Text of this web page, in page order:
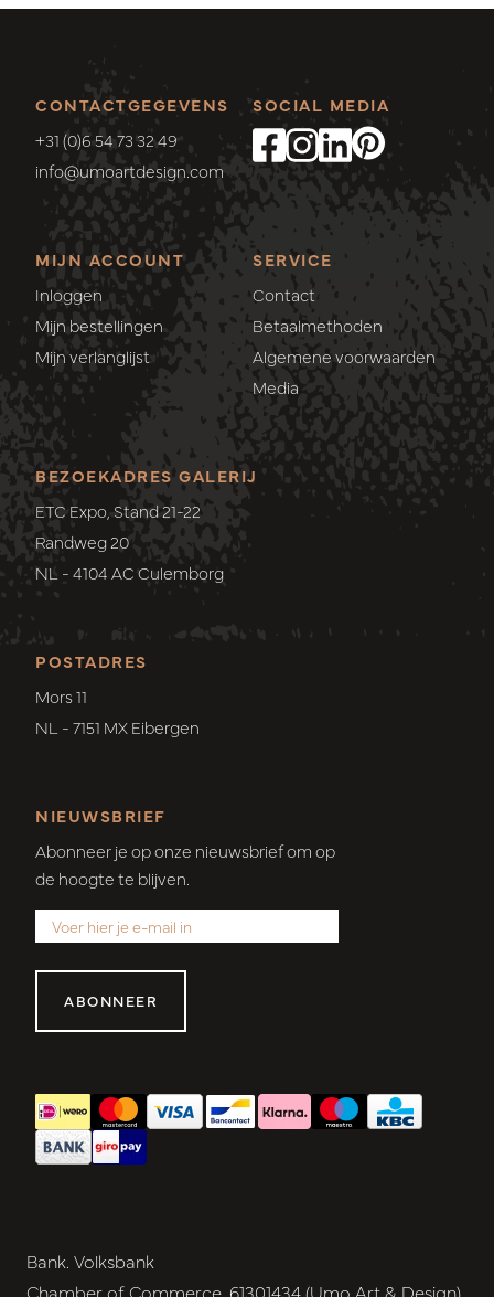
CONTACTGEGEVENS
+31 (0)6 54 73 32 49
info@umoartdesign.com
MIJN ACCOUNT
Inloggen
Mijn bestellingen
Mijn verlanglijst
SERVICE
Contact
Betaalmethoden
Algemene voorwaarden
Media
SOCIAL MEDIA
POSTADRES
Mors 11
NL - 7151 MX Eibergen
BEZOEKADRES GALERIJ
ETC Expo, Stand 21-22
Randweg 20
NL - 4104 AC Culemborg
NIEUWSBRIEF
Abonneer je op onze nieuwsbrief om op
de hoogte te blijven.
ABONNEER
Bank. Volksbank
Chamber of Commerce. 61301434 (Umo Art & Design)